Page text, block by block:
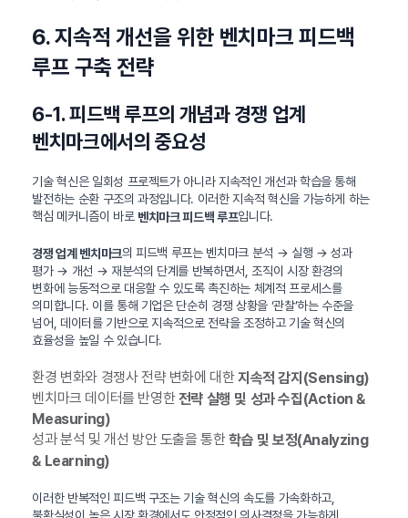
6. 지속적 개선을 위한 벤치마크 피드백
루프 구축 전략
6-1. 피드백 루프의 개념과 경쟁 업계
벤치마크에서의 중요성
기술 혁신은 일회성 프로젝트가 아니라 지속적인 개선과 학습을 통해
발전하는 순환 구조의 과정입니다. 이러한 지속적 혁신을 가능하게 하는
핵심 메커니즘이 바로 벤치마크 피드백 루프입니다.
경쟁 업계 벤치마크의 피드백 루프는 벤치마크 분석 → 실행 → 성과
평가 → 개선 → 재분석의 단계를 반복하면서, 조직이 시장 환경의
변화에 능동적으로 대응할 수 있도록 촉진하는 체계적 프로세스를
의미합니다. 이를 통해 기업은 단순히 경쟁 상황을 ‘관찰’하는 수준을
넘어, 데이터를 기반으로 지속적으로 전략을 조정하고 기술 혁신의
효율성을 높일 수 있습니다.
환경 변화와 경쟁사 전략 변화에 대한지속적 감지(Sensing)
벤치마크 데이터를 반영한전략 실행 및 성과 수집(Action &
Measuring)
성과 분석 및 개선 방안 도출을 통한학습 및 보정(Analyzing
& Learning)
이러한 반복적인 피드백 구조는 기술 혁신의 속도를 가속화하고,
불확실성이 높은 시장 환경에서도 안정적인 의사결정을 가능하게